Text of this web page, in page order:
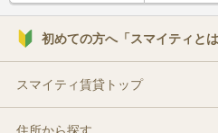
初めての方へ「スマイティとは
スマイティ賃貸トップ